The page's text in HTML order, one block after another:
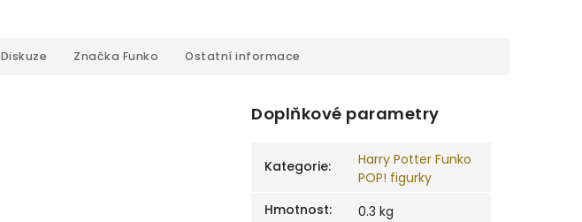
Diskuze Značka Funko Ostatní informace
Doplňkové parametry
Kategorie:
Harry Potter Funko
POP! figurky
Hmotnost:
0.3 kg